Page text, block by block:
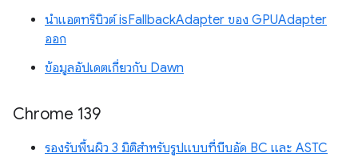
นำแอตทริบิวต์ isFallbackAdapter ของ GPUAdapter
ออก
ข้อมูลอัปเดตเกี่ยวกับ Dawn
Chrome 139
รองรับพื้นผิว 3 มิติสำหรับรูปแบบที่บีบอัด BC และ ASTC